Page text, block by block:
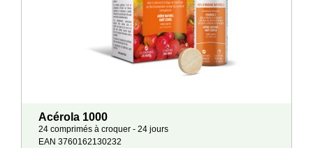
Acérola 1000
24 comprimés à croquer - 24 jours
EAN 3760162130232